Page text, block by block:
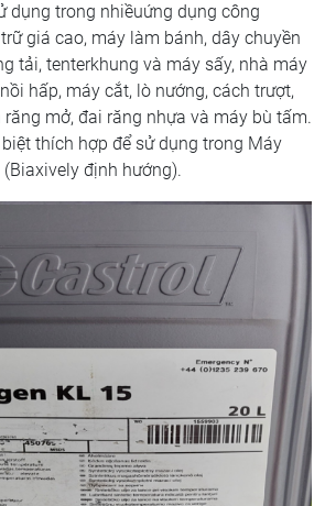
dụng trong nhiềuứng dụng công
giá cao, máy làm bánh, dây chuyền
tải, tenterkhung và máy sấy, nhà máy
hấp, máy cắt, lò nướng, cách trượt,
mở, đai răng nhựa và máy bù tấm.
thích hợp để sử dụng trong Máy
định hướng).